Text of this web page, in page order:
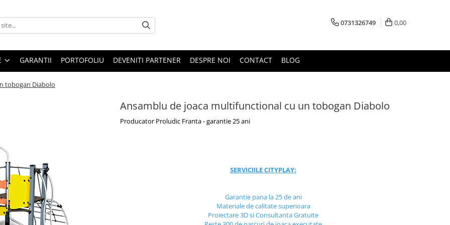
0731326749 0,00
GARANTII PORTOFOLIU DEVENITI PARTENER DESPRE NOI CONTACT BLOG
tobogan Diabolo
Ansamblu de joaca multifunctional cu un tobogan Diabolo
Producator Proludic Franta - garantie 25 ani
SERVICIILE CITYPLAY:
Garantie pana la 25 de ani
Materiale de calitate superioara
Proiectare 3D si Consultanta Gratuite